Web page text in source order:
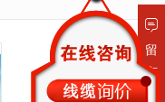
留
言